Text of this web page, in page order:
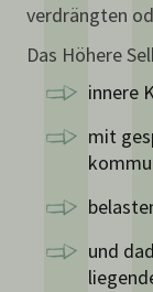
verdrängten
Das Höhere
innere
mit
und